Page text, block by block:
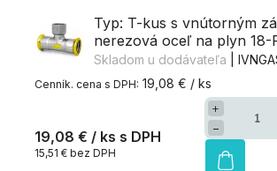
Typ: T-kus s vnútorným
nerezová oceľ na plyn 18-
Skladom u dodávateľa
|
19,08 € / ks
19,08 € / ks
15,51 € bez DPH
+
−